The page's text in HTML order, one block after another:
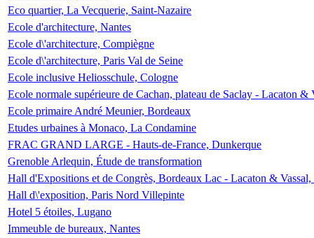
Eco quartier, La Vecquerie, Saint-Nazaire
Ecole d'architecture, Nantes
Ecole d\'architecture, Compiègne
Ecole d\'architecture, Paris Val de Seine
Ecole inclusive Heliosschule, Cologne
Ecole normale supérieure de Cachan, plateau de Saclay - Lacaton &
Ecole primaire André Meunier, Bordeaux
Etudes urbaines à Monaco, La Condamine
FRAC GRAND LARGE - Hauts-de-France, Dunkerque
Grenoble Arlequin, Étude de transformation
Hall d'Expositions et de Congrès, Bordeaux Lac - Lacaton &
Hall d\'exposition, Paris Nord Villepinte
Hotel 5 étoiles, Lugano
Immeuble de bureaux, Nantes